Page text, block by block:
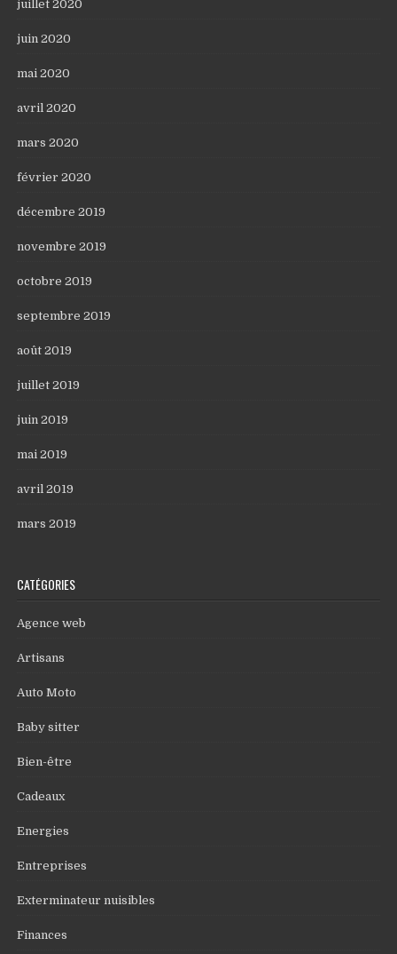
juillet 2020
juin 2020
mai 2020
avril 2020
mars 2020
février 2020
décembre 2019
novembre 2019
octobre 2019
septembre 2019
août 2019
juillet 2019
juin 2019
mai 2019
avril 2019
mars 2019
CATÉGORIES
Agence web
Artisans
Auto Moto
Baby sitter
Bien-être
Cadeaux
Energies
Entreprises
Exterminateur nuisibles
Finances